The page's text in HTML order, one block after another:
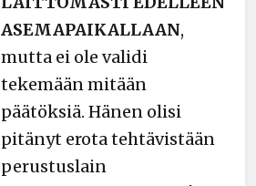
ASEMAPAIKALLAAN,
mutta ei ole validi
tekemään mitään
päätöksiä. Hänen olisi
pitänyt erota tehtävistään
perustuslain